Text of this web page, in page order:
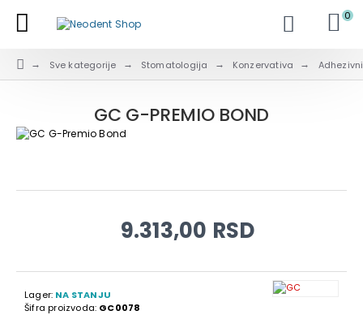
0
Sve kategorije Stomatologija Konzervativa
GC G-PREMIO BOND
Lager: NA STANJU
Šifra proizvoda: GC0078
9.313,00 RSD